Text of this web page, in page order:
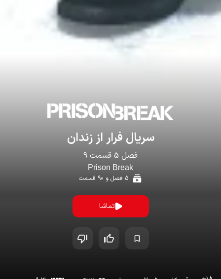
سریال فرار از زندان
فصل 5 قسمت 9
Prison Break
5 فصل و 90 قسمت
تماشا